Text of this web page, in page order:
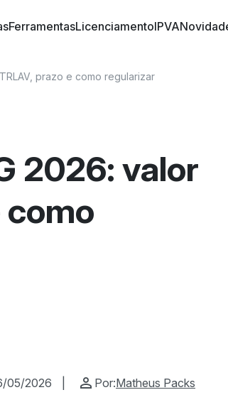
| DOK Despachante
Conheça informações
FerramentasLicenciamentoIPVA
prazo e como regularizar
2026: valor
como
05/2026 Por:Matheus Packs